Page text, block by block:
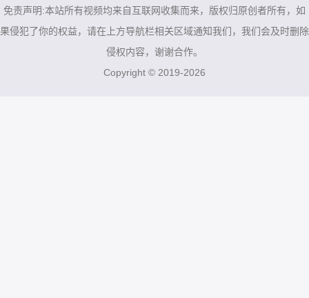
/ /
免责声明:本站所有视频均来自互联网收集而来，版权归原创者所有，如
果侵犯了你的权益，请在上方导航栏相关区域通知我们，我们会及时删除
侵权内容，谢谢合作。
Copyright © 2019-2026